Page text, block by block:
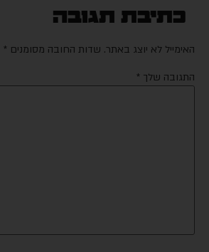
כתיבת תגובה
האימייל לא יוצג באתר. שדות החובה מסומנים *
התגובה שלך *